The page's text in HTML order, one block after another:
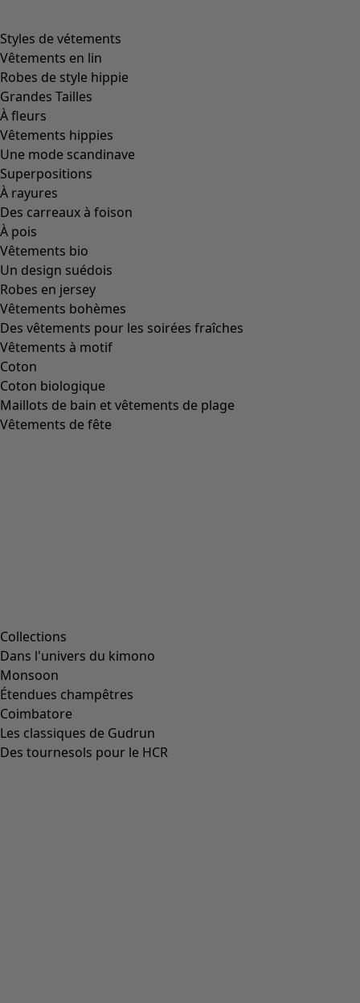
Styles de vétements
Vêtements en lin
Robes de style hippie
Grandes Tailles
À fleurs
Vêtements hippies
Une mode scandinave
Superpositions
À rayures
Des carreaux à foison
À pois
Vêtements bio
Un design suédois
Robes en jersey
Vêtements bohèmes
Des vêtements pour les soirées fraîches
Vêtements à motif
Coton
Coton biologique
Maillots de bain et vêtements de plage
Vêtements de fête
Collections
Dans l'univers du kimono
Monsoon
Étendues champêtres
Coimbatore
Les classiques de Gudrun
Des tournesols pour le HCR